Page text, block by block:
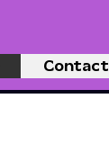
Contact